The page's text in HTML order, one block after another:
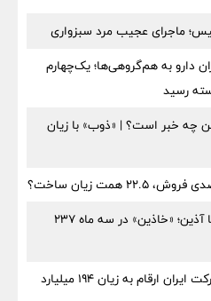
ماجرای عجیب مرد سبزواری
ایران دارو به هم‌گروهی‌ها؛ یک‌چهارم
رسید
ذوب‌آهن چه خبر است؟ | «ذوب» با زیان
سقوط ۶۷ درصدی درآمد سایپا آذین؛ «خاذین» در سه ماه ۲۳۷
چرا رشد ۳۵ درصدی درآمد شرکت ایران ارقام به زیان ۱۹۴ میلیارد